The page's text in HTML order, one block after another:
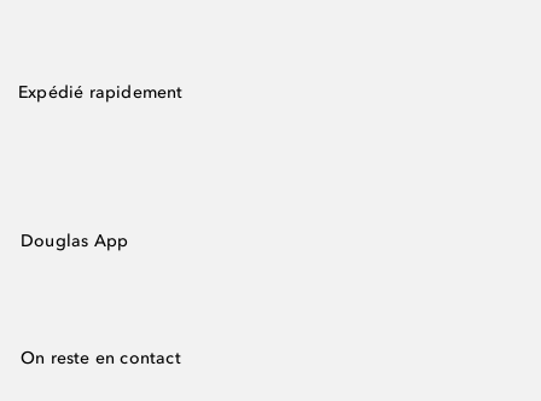
Expédié rapidement
Douglas App
On reste en contact